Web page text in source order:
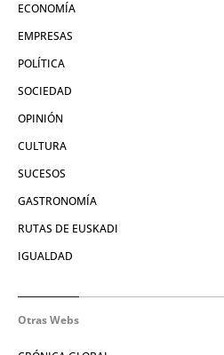
ECONOMÍA
EMPRESAS
POLÍTICA
SOCIEDAD
OPINIÓN
CULTURA
SUCESOS
GASTRONOMÍA
RUTAS DE EUSKADI
IGUALDAD
Otras Webs